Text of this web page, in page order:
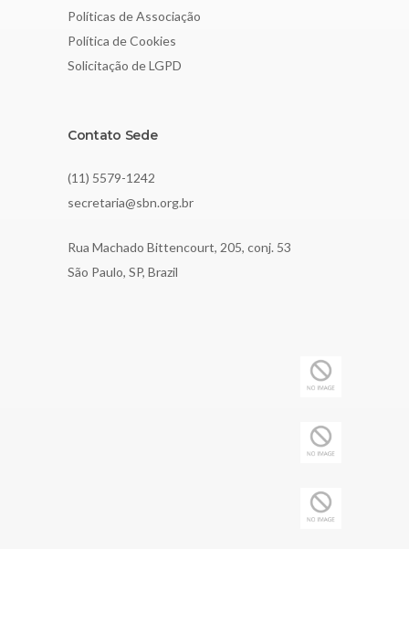
Políticas de Associação
Política de Cookies
Solicitação de LGPD
Contato Sede
(11) 5579-1242
secretaria@sbn.org.br
Rua Machado Bittencourt, 205, conj. 53
São Paulo, SP, Brazil